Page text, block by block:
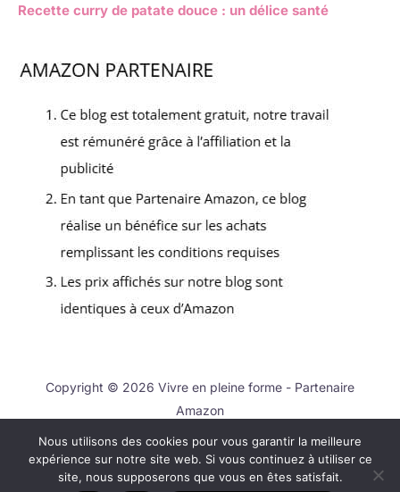
Recette curry de patate douce : un délice santé
Copyright © 2026 Vivre en pleine forme - Partenaire
Amazon
Contact
Mentions légales
Politique de confidentialité
Nous utilisons des cookies pour vous garantir la meilleure
expérience sur notre site web. Si vous continuez à utiliser ce
site, nous supposerons que vous en êtes satisfait.